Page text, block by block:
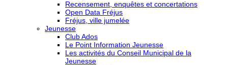
Recensement, enquêtes et concertations
Open Data Fréjus
Fréjus, ville jumelée
Jeunesse
Club Ados
Le Point Information Jeunesse
Les activités du Conseil Municipal de la
Jeunesse